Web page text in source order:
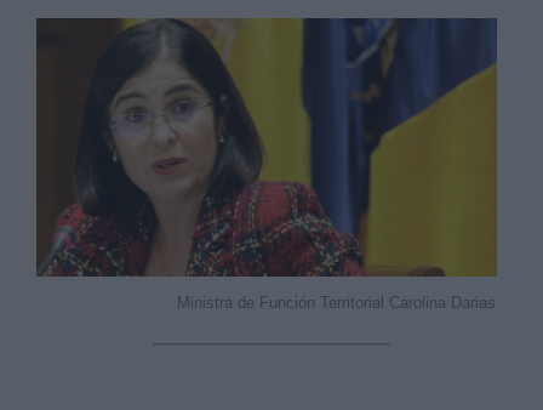
Ministra de Función Territorial Carolina Darias